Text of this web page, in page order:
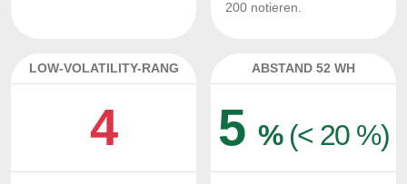
200 notieren.
LOW-VOLATILITY-RANG
4
ABSTAND 52 WH
5 % (< 20 %)